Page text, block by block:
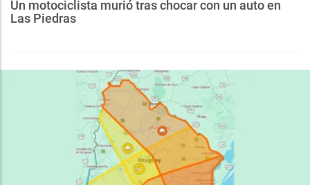
Un motociclista murió tras chocar con un auto en
Las Piedras